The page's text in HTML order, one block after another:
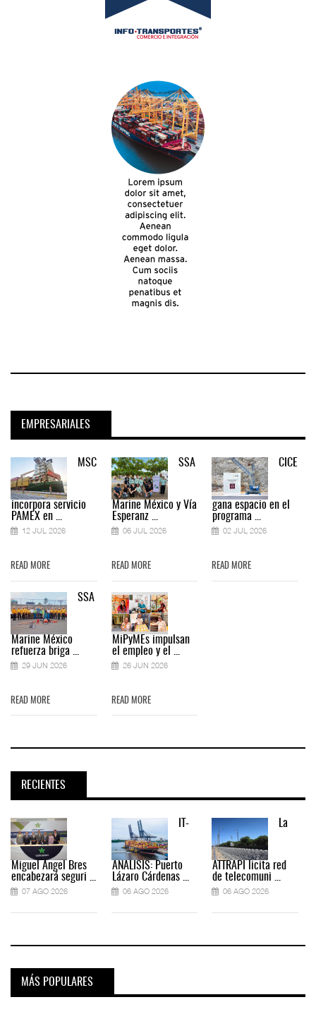
EMPRESARIALES
MSC
incorpora servicio
PAMEX en ...
12 JUL 2026
READ MORE
SSA
Marine México
refuerza briga ...
29 JUN 2026
READ MORE
SSA
Marine México y Vía
Esperanz ...
06 JUL 2026
READ MORE
MiPyMEs impulsan
el empleo y el ...
26 JUN 2026
READ MORE
CICE
gana espacio en el
programa ...
02 JUL 2026
READ MORE
RECIENTES
Miguel Ángel Bres
encabezará seguri ...
07 AGO 2026
IT-
ANÁLISIS: Puerto
Lázaro Cárdenas ...
06 AGO 2026
La
ATTRAPI licita red
de telecomuni ...
06 AGO 2026
MÁS POPULARES